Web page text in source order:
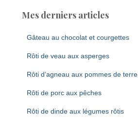
Mes derniers articles
Gâteau au chocolat et courgettes
Rôti de veau aux asperges
Rôti d’agneau aux pommes de terre
Rôti de porc aux pêches
Rôti de dinde aux légumes rôtis